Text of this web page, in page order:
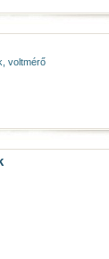
voltmérő